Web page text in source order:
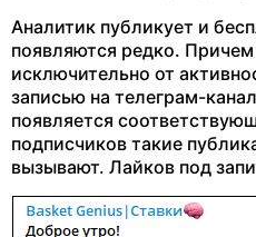
Аналитик публикует и
появляются редко.
исключительно от
записью на телеграм-
появляется
подписчиков такие
вызывают. Лайков под